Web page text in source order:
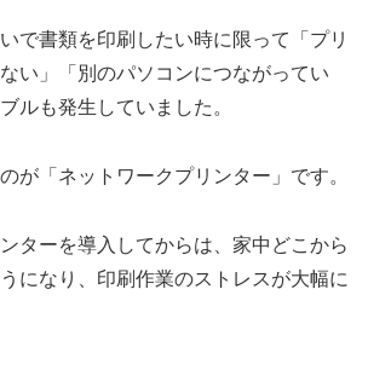
で書類を印刷したい時に限って「プリ
い」「別のパソコンにつながってい
ルも発生していました。
が「ネットワークプリンター」です。
ターを導入してからは、家中どこから
になり、印刷作業のストレスが大幅に